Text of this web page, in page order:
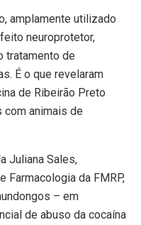
amplamente utilizado
neuroprotetor,
tratamento de
É o que revelaram
de Ribeirão Preto
com animais de
Juliana Sales,
Farmacologia da FMRP,
– em
de abuso da cocaína